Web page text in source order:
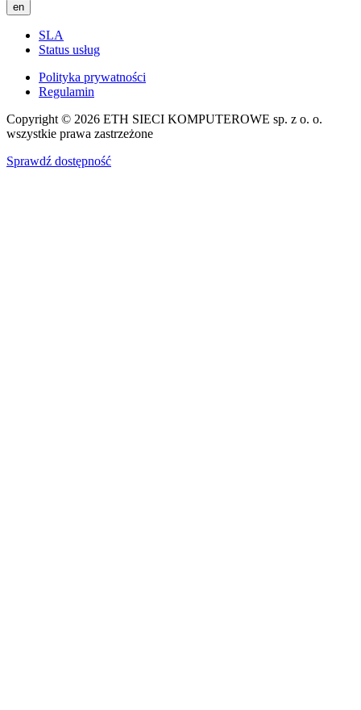
en
SLA
Status usług
Polityka prywatności
Regulamin
Copyright © 2026 ETH SIECI KOMPUTEROWE sp. z o. o.
wszystkie prawa zastrzeżone
Sprawdź dostępność